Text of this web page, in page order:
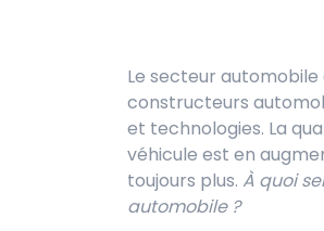
Le secteur
constructeurs
et technologies. La
véhicule est en
toujours plus. À quoi
automobile ?